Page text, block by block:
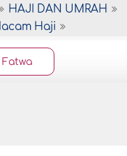
HAJI DAN UMRAH
Haji
Fatwa